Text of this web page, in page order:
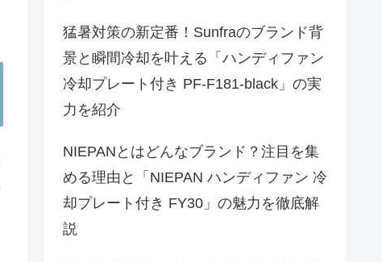
猛暑対策の新定番！Sunfraのブランド背
景と瞬間冷却を叶える「ハンディファン
冷却プレート付き PF-F181-black」の実
力を紹介
NIEPANとはどんなブランド？注目を集
める理由と「NIEPAN ハンディファン 冷
却プレート付き FY30」の魅力を徹底解
説